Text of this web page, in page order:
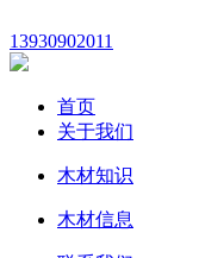
13930902011
首页
关于我们
木材知识
木材信息